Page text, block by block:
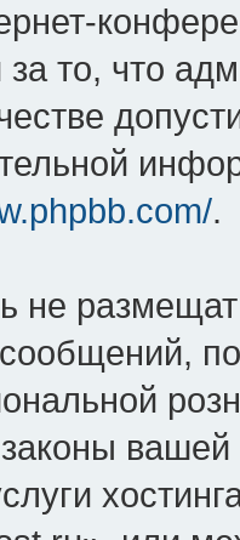
за то, что
.
не
сообщений,